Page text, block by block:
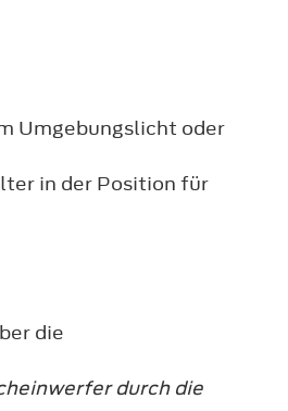
Umgebungslicht oder
in der Position für
die
durch die